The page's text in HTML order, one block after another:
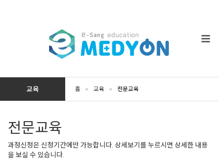
교육 홈 > 교육 > 전문교육
전문교육
과정신청은 신청기간에만 가능합니다. 상세보기를 누르시면 상세한 내용
을 보실 수 있습니다.